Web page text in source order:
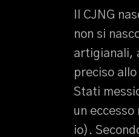
Il CJNG
non si
artigianali,
preciso
Stati
un
io).